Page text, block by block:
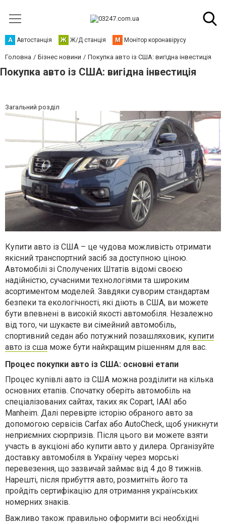
А Автостанція Ж Ж/Д станція М Монітор коронавірусу
Головна Бізнес новини Покупка авто із США: вигідна інвестиція
Покупка авто із США: вигідна інвестиція
Загальний розділ
Купити авто із США – це чудова можливість отримати
якісний транспортний засіб за доступною ціною.
Автомобілі зі Сполучених Штатів відомі своєю
надійністю, сучасними технологіями та широким
асортиментом моделей. Завдяки суворим стандартам
безпеки та екологічності, які діють в США, ви можете
бути впевнені в високій якості автомобіля. Незалежно
від того, чи шукаєте ви сімейний автомобіль,
спортивний седан або потужний позашляховик, купити
авто із сша може бути найкращим рішенням для вас.
Процес покупки авто із США: основні етапи
Процес купівлі авто із США можна розділити на кілька
основних етапів. Спочатку оберіть автомобіль на
спеціалізованих сайтах, таких як Copart, IAAI або
Manheim. Далі перевірте історію обраного авто за
допомогою сервісів Carfax або AutoCheck, щоб уникнути
неприємних сюрпризів. Після цього ви можете взяти
участь в аукціоні або купити авто у дилера. Організуйте
доставку автомобіля в Україну через морські
перевезення, що зазвичай займає від 4 до 8 тижнів.
Нарешті, після прибуття авто, розмитніть його та
пройдіть сертифікацію для отримання українських
номерних знаків.
Важливо також правильно оформити всі необхідні